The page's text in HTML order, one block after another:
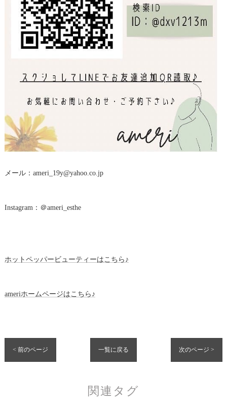
メール：ameri_19y@yahoo.co.jp
Instagram：＠ameri_esthe
ホットペッパービューティーはこちら♪
ameriホームページはこちら♪
< 前のページ 一覧に戻る 次のページ >
関連タグ